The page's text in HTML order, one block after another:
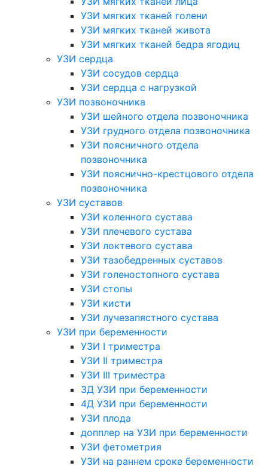
УЗИ мягких тканей голени
УЗИ мягких тканей живота
УЗИ мягких тканей бедра ягодиц
УЗИ сердца
УЗИ сосудов сердца
УЗИ сердца с нагрузкой
УЗИ позвоночника
УЗИ шейного отдела позвоночника
УЗИ грудного отдела позвоночника
УЗИ поясничного отдела
позвоночника
УЗИ пояснично-крестцового отдела
позвоночника
УЗИ суставов
УЗИ коленного сустава
УЗИ плечевого сустава
УЗИ локтевого сустава
УЗИ тазобедренных суставов
УЗИ голеностопного сустава
УЗИ стопы
УЗИ кисти
УЗИ лучезапястного сустава
УЗИ при беременности
УЗИ I триместра
УЗИ II триместра
УЗИ III триместра
3Д УЗИ при беременности
4Д УЗИ при беременности
УЗИ плода
допплер на УЗИ при беременности
УЗИ фетометрия
УЗИ на раннем сроке беременности